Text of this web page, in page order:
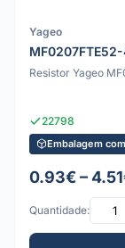
Yageo
Resistor Yageo
22798
Embalagem
0.93€ –
Quantidade: